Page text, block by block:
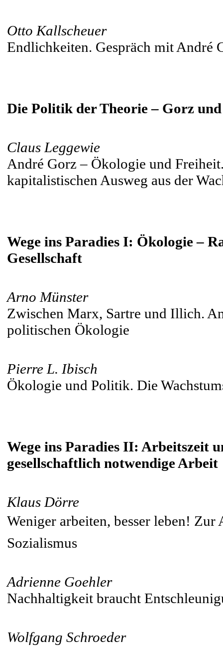
Otto Kallscheuer
Endlichkeiten. Gespräch mit André
Die Politik der Theorie – Gorz und
Claus Leggewie
André Gorz – Ökologie und
kapitalistischen Ausweg aus der
Wege ins Paradies I: Ökologie –
Gesellschaft
Arno Münster
Zwischen Marx, Sartre und Illich.
politischen Ökologie
Pierre L. Ibisch
Ökologie und Politik. Die
Wege ins Paradies II: Arbeitszeit
gesellschaftlich notwendige Arbeit
Klaus Dörre
Weniger arbeiten, besser leben! Zur
Sozialismus
Adrienne Goehler
Nachhaltigkeit braucht
Wolfgang Schroeder